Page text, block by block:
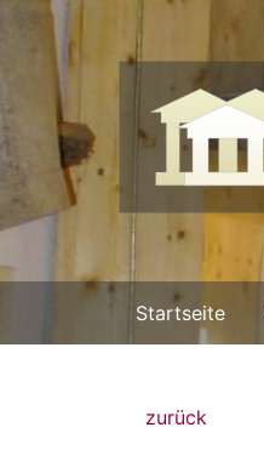
Startseite
zurück